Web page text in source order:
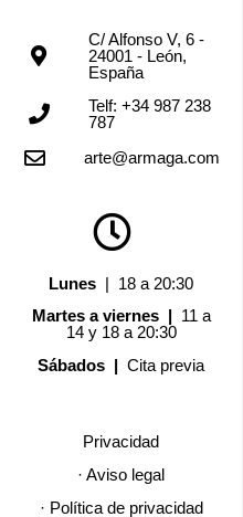
C/ Alfonso V, 6 -
24001 - León,
España
Telf: +34 987 238
787
arte@armaga.com
Lunes | 18 a 20:30
Martes a viernes | 11 a
14 y 18 a 20:30
Sábados |Cita previa
Privacidad
· Aviso legal
· Política de privacidad